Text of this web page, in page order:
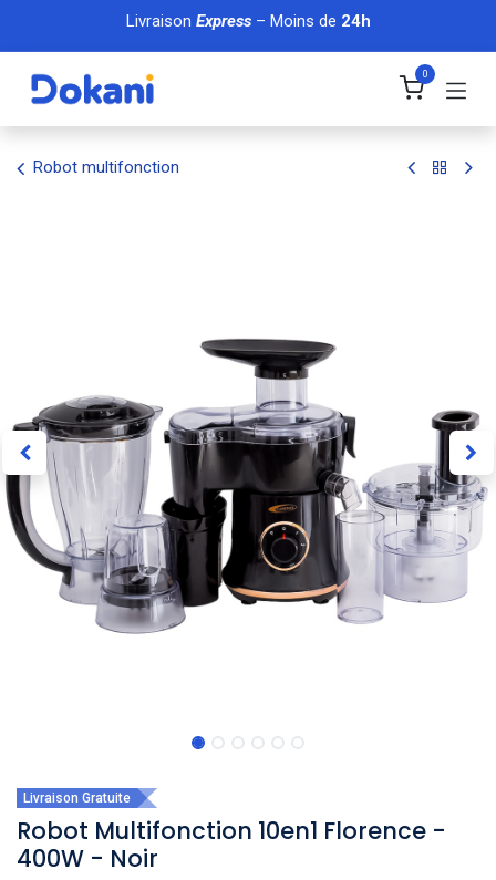
Se rendre au contenu
Livraison Express– Moins de 24h
0
Robot multifonction
Livraison Gratuite
Robot Multifonction 10en1 Florence -
400W - Noir